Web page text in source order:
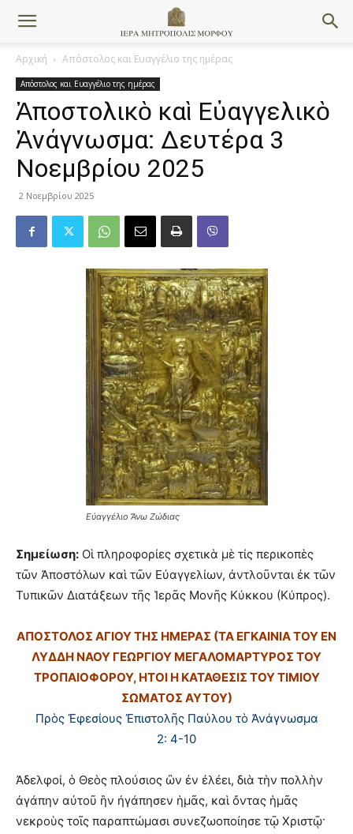
Αρχική Απόστολος και Ευαγγέλιο της ημέρας
Απόστολος και Ευαγγέλιο της ημέρας
Ἀποστολικὸ καὶ Εὐαγγελικὸ
Ἀνάγνωσμα: Δευτέρα 3
Νοεμβρίου 2025
2 Νοεμβρίου 2025
Εὐαγγέλιο Ἄνω Ζώδιας
Σημείωση: Οἱ πληροφορίες σχετικὰ μὲ τίς περικοπὲς
τῶν Ἀποστόλων καὶ τῶν Εὐαγγελίων, ἀντλοῦνται ἐκ τῶν
Τυπικῶν Διατάξεων τῆς Ἱερᾶς Μονῆς Κύκκου (Κύπρος).
ΑΠΟΣΤΟΛΟΣ ΑΓΙΟΥ ΤΗΣ ΗΜΕΡΑΣ (ΤΑ ΕΓΚΑΙΝΙΑ ΤΟΥ ΕΝ
ΛΥΔΔΗ ΝΑΟΥ ΓΕΩΡΓΙΟΥ ΜΕΓΑΛΟΜΑΡΤΥΡΟΣ ΤΟΥ
ΤΡΟΠΑΙΟΦΟΡΟΥ, ΗΤΟΙ Η ΚΑΤΑΘΕΣΙΣ ΤΟΥ ΤΙΜΙΟΥ
ΣΩΜΑΤΟΣ ΑΥΤΟΥ)
Πρὸς Ἐφεσίους Ἐπιστολῆς Παύλου τὸ Ἀνάγνωσμα
2: 4-10
Ἀδελφοί, ὁ Θεὸς πλούσιος ὢν ἐν ἐλέει, διὰ τὴν πολλὴν
ἀγάπην αὐτοῦ ἣν ἠγάπησεν ἡμᾶς, καὶ ὄντας ἡμᾶς
νεκροὺς τοῖς παραπτώμασι συνεζωοποίησε τῷ Χριστῷ·